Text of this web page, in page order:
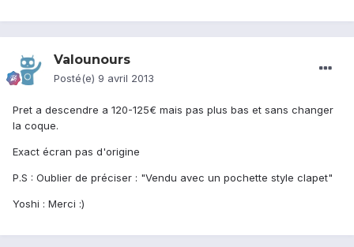
Valounours
Posté(e) 9 avril 2013
Pret a descendre a 120-125€ mais pas plus bas et sans changer
la coque.
Exact écran pas d'origine
P.S : Oublier de préciser : "Vendu avec un pochette style clapet"
Yoshi : Merci :)